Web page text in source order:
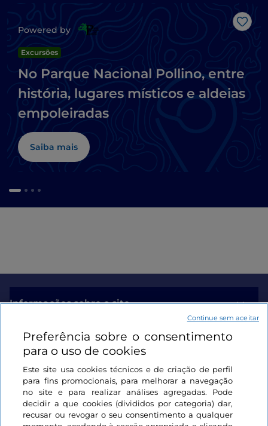
Powered by
Excursões
No Parque Nacional Pollino, entre
história, lugares místicos e aldeias
empoleiradas
Saiba mais
Informações sobre o site
Ligações úteis
Iniciar sessão
Mantenha-se em contacto
Preferência sobre o consentimento
para o uso de cookies
Este site usa cookies técnicos e de criação de perfil
para fins promocionais, para melhorar a navegação
no site e para realizar análises agregadas. Pode
decidir a que cookies (divididos por categoria) dar,
recusar ou revogar o seu consentimento a qualquer
Continue sem aceitar